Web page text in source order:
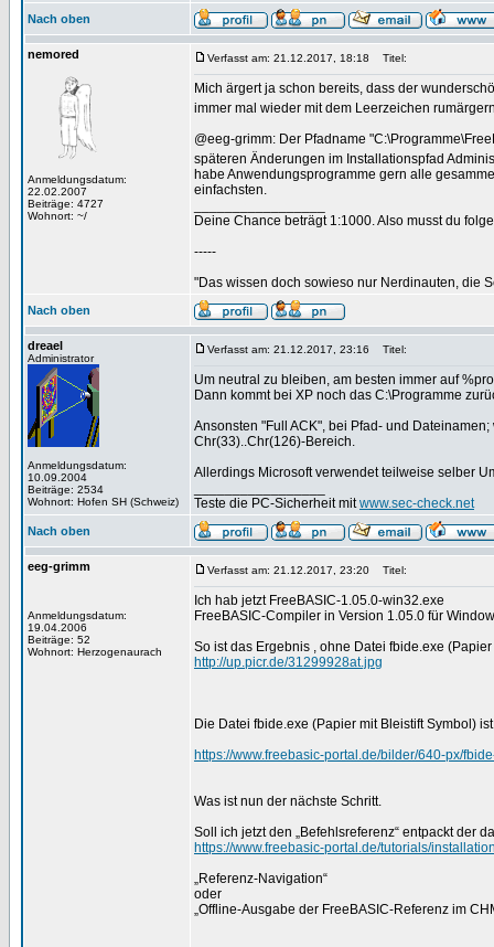
Nach oben
nemored
Anmeldungsdatum:
22.02.2007
Beiträge: 4727
Wohnort: ~/
Verfasst am: 21.12.2017, 18:18 Titel:
Mich ärgert ja schon bereits, dass der
immer mal wieder mit dem Leerzeichen
@eeg-grimm: Der Pfadname
späteren Änderungen im Installationspfad
habe Anwendungsprogramme gern alle
einfachsten.
Deine Chance beträgt 1:1000. Also musst du
-----
"Das wissen doch sowieso nur Nerdinauten, die
Nach oben
dreael
Administrator
Anmeldungsdatum:
10.09.2004
Beiträge: 2534
Wohnort: Hofen SH (Schweiz)
Verfasst am: 21.12.2017, 23:16 Titel:
Um neutral zu bleiben, am besten immer auf
Dann kommt bei XP noch das C:\Programme
Ansonsten "Full ACK", bei Pfad- und
Chr(33)..Chr(126)-Bereich.
Allerdings Microsoft verwendet teilweise selber
Teste die PC-Sicherheit mitwww.sec-check.net
Nach oben
eeg-grimm
Anmeldungsdatum:
19.04.2006
Beiträge: 52
Wohnort: Herzogenaurach
Verfasst am: 21.12.2017, 23:20 Titel:
Ich hab jetzt FreeBASIC-1.05.0-win32.exe
FreeBASIC-Compiler in Version 1.05.0 für
So ist das Ergebnis , ohne Datei fbide.exe
http://up.picr.de/31299928at.jpg
Die Datei fbide.exe (Papier mit Bleistift Symbol)
https://www.freebasic-portal.de/bilder/640-px/
Was ist nun der nächste Schritt.
Soll ich jetzt den „Befehlsreferenz“ entpackt der
https://www.freebasic-portal.de/tutorials/
„Referenz-Navigation“
oder
„Offline-Ausgabe der FreeBASIC-Referenz im